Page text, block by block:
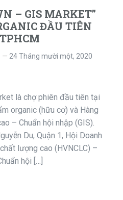
– GIS MARKET”
ĐẦU TIÊN
24 Tháng mười một, 2020
là chợ phiên đầu tiên tại
organic (hữu cơ) và Hàng
– Chuẩn hội nhập (GIS).
Du, Quận 1, Hội Doanh
lượng cao (HVNCLC) –
hội […]